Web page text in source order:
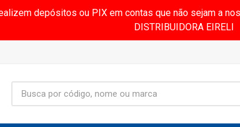
depósitos ou PIX em contas que não sejam a
DISTRIBUIDORA EIRELI